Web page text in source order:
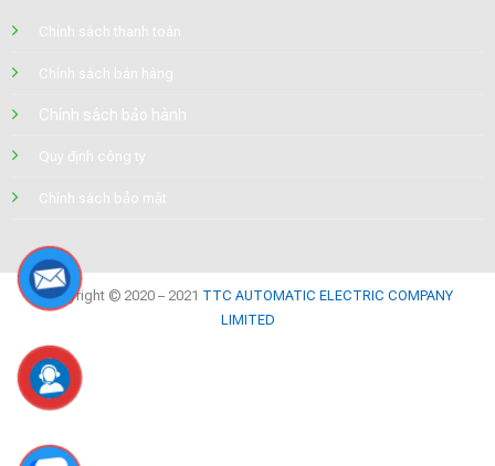
Chính sách thanh toán
Chính sách bán hàng
Chính sách bảo hành
Quy định công ty
Chính sách bảo mật
Copyright © 2020 – 2021 TTC AUTOMATIC ELECTRIC COMPANY
LIMITED